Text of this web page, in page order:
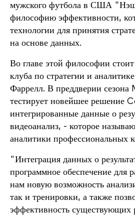
мужского футбола в США
философию эффективности,
технологии для принятия
на основе данных.
Во главе этой философии
клуба по стратегии и
Фаррелл. В преддверии сезона
тестирует новейшее
интегрированные данные о
видеоанализ, - которое
аналитики профессиональных
"Интеграция данных о
программное обеспечение для
нам новую возможность
так и тренировки, а также
эффективность существующих